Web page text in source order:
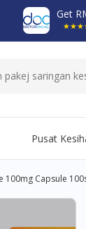
Get
Pusat
100mg Capsule